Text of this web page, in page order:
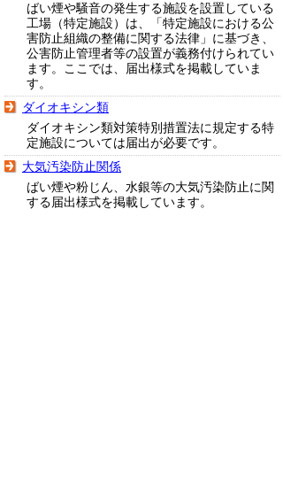
ばい煙や騒音の発生する施設を設置している
工場（特定施設）は、「特定施設における公
害防止組織の整備に関する法律」に基づき、
公害防止管理者等の設置が義務付けられてい
ます。ここでは、届出様式を掲載していま
す。
ダイオキシン類
ダイオキシン類対策特別措置法に規定する特
定施設については届出が必要です。
大気汚染防止関係
ばい煙や粉じん、水銀等の大気汚染防止に関
する届出様式を掲載しています。